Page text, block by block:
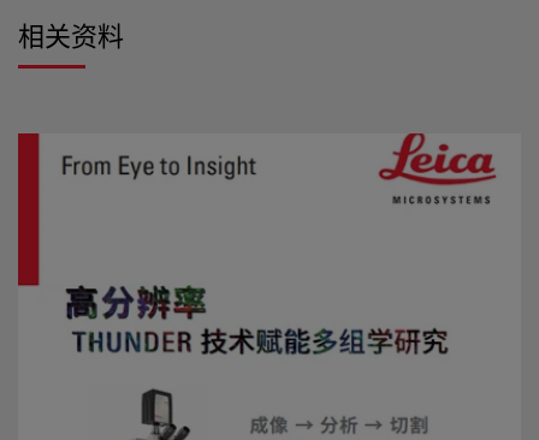
制和重新加载整个实验方案，确保批次间的可重复性。 此
外，您可以使用 EM TP 灵活地叠放各种尺寸的样本篮，从而在
相关资料